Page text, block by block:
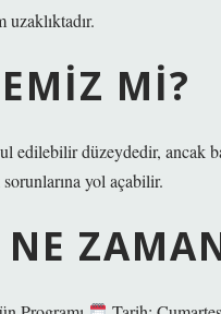
MI?
düzeydedir, ancak
sorunlarına yol açabilir.